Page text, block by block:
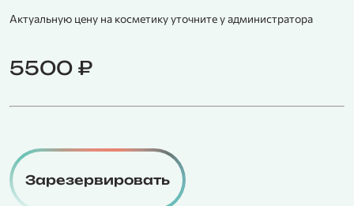
Актуальную цену на косметику уточните у администратора
5500 ₽
Зарезервировать